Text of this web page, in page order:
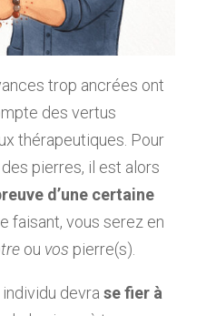
trop ancrées ont
des vertus
thérapeutiques. Pour
pierres, il est alors
d’une certaine
faisant, vous serez en
ou vos pierre(s).
devra se fier à